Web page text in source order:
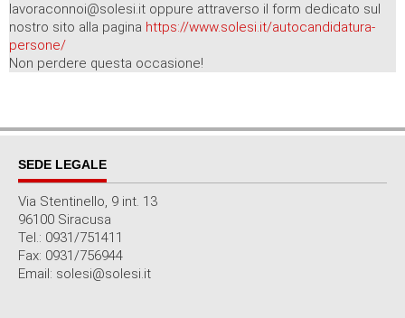
lavoraconnoi@solesi.it oppure attraverso il form dedicato sul
nostro sito alla pagina https://www.solesi.it/autocandidatura-
persone/
Non perdere questa occasione!
SEDE LEGALE
Via Stentinello, 9 int. 13
96100 Siracusa
Tel.: 0931/751411
Fax: 0931/756944
Email: solesi@solesi.it